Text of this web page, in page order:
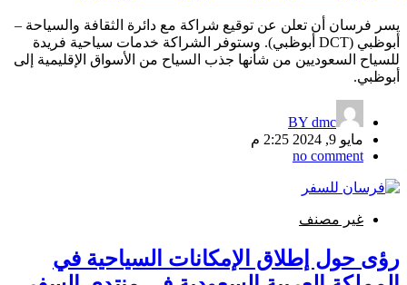
يسر فرسان أن تعلن عن توقيع شراكة مع دائرة الثقافة والسياحة –
أبوظبي (DCT أبوظبي). وستوفر الشراكة خدمات سياحية فريدة
للسياح السعوديين من شأنها جذب السياح من الأسواق الإقليمية إلى
أبوظبي.
BY dmc
مايو 9, 2024 2:25 م
no comment
غير مصنف
رؤى حول إطلاق الإمكانات السياحية في